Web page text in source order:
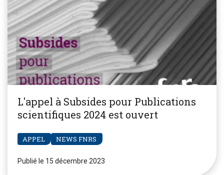
L'appel à Subsides pour Publications
scientifiques 2024 est ouvert
APPEL NEWS FNRS
Publié le 15 décembre 2023